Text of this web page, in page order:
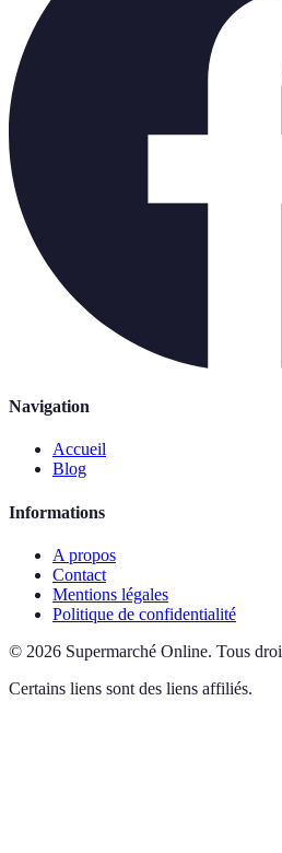
Navigation
Accueil
Blog
Informations
A propos
Contact
Mentions légales
Politique de confidentialité
© 2026 Supermarché Online. Tous
Certains liens sont des liens affiliés.